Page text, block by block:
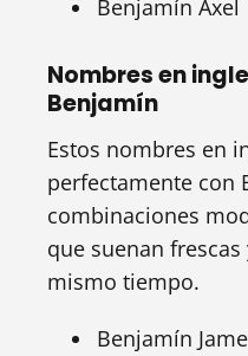
Benjamín Axel
Nombres en
Benjamín
Estos nombres en
perfectamente con
combinaciones
que suenan
mismo tiempo.
Benjamín